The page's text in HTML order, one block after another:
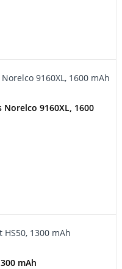
9160XL, 1600
mAh